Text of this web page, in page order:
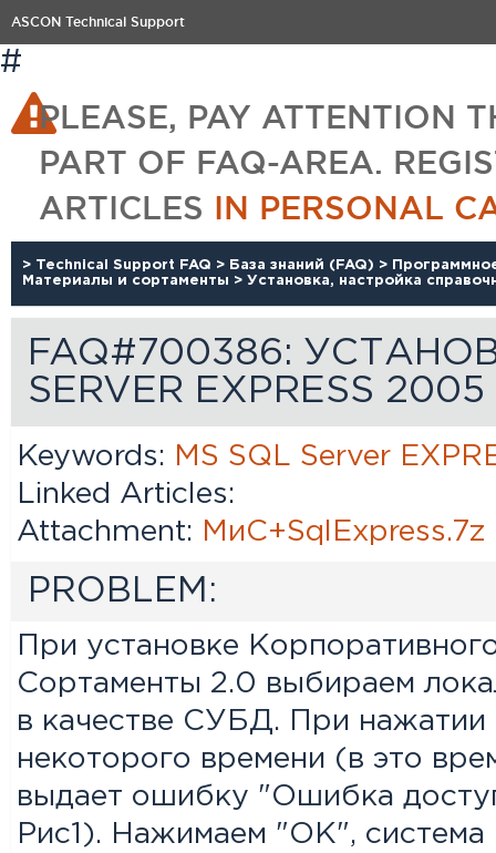
ASCON Technical Support
#
PLEASE, PAY ATTENTION
PART OF FAQ-AREA.
ARTICLES IN PERSONAL
> Technical Support FAQ > База знаний (FAQ) >
Материалы и сортаменты > Установка, настройка
FAQ#700386:
SERVER EXPRESS 2005
Keywords: MS SQL Server
Linked Articles:
Attachment: МиС+SqlExpress.7z
PROBLEM:
При установке
Сортаменты 2.0 выбираем
в качестве СУБД. При нажатии
некоторого времени (в это
выдает ошибку "Ошибка
Рис1). Нажимаем "ОК",